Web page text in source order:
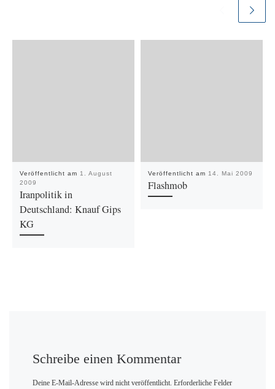
Veröffentlicht am 1. August
2009
Iranpolitik in
Deutschland: Knauf Gips
KG
Veröffentlicht am 14. Mai 2009
Flashmob
Schreibe einen Kommentar
Deine E-Mail-Adresse wird nicht veröffentlicht. Erforderliche Felder